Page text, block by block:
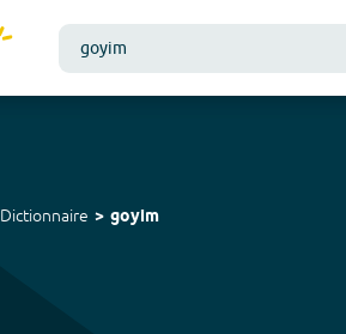
Dictionnaire goyim